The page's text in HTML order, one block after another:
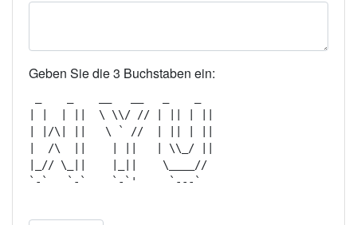
Geben Sie die 3 Buchstaben ein:
| |  | ||  \ \\/ // | || | ||
| |/\| ||   \ ` //  | || | ||
|  /\  ||    | ||   | \\_/ ||
|_// \_||    |_||    \____//
`-`   `-`    `-`'     `---`